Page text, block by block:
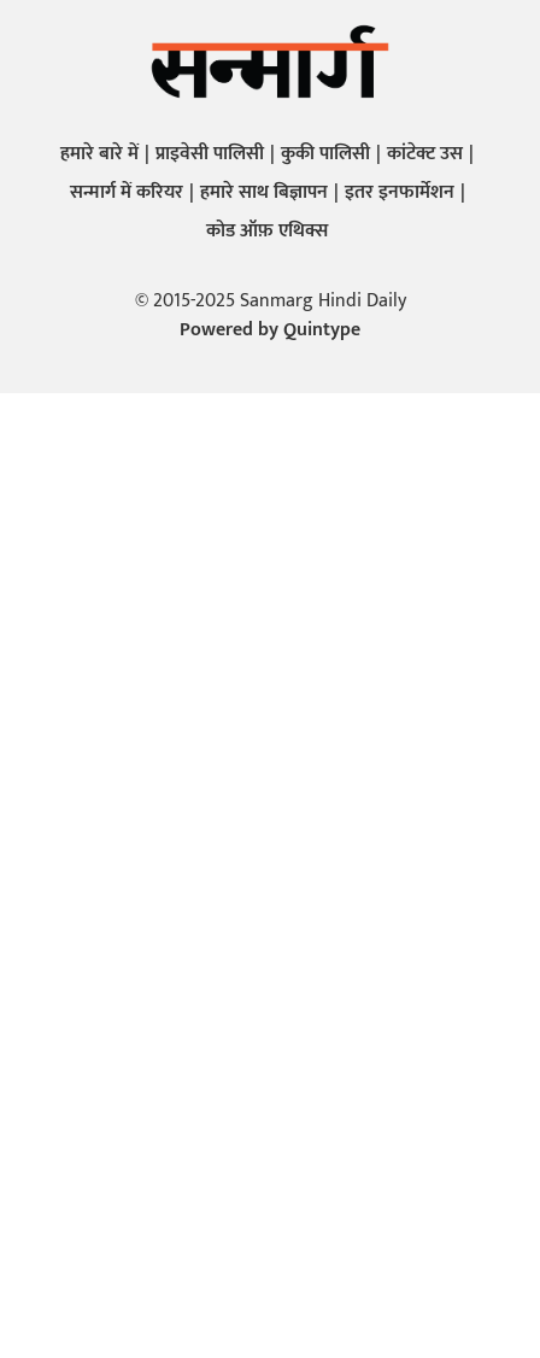
हमारे बारे में प्राइवेसी पालिसी कुकी पालिसी कांटेक्ट उस
सन्मार्ग में करियर हमारे साथ बिज्ञापन इतर इनफार्मेशन
कोड ऑफ़ एथिक्स
© 2015-2025 Sanmarg Hindi Daily
Powered byQuintype